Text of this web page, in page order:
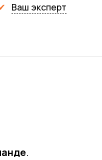
Ваш эксперт
.